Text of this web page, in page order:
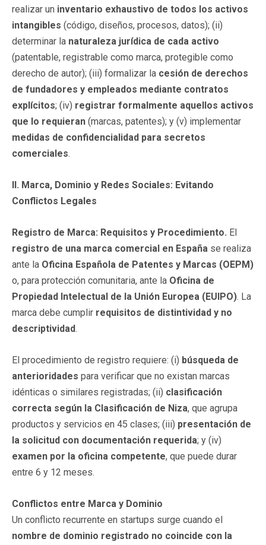
realizar un inventario exhaustivo de todos los activos
intangibles (código, diseños, procesos, datos); (ii)
determinar la naturaleza jurídica de cada activo
(patentable, registrable como marca, protegible como
derecho de autor); (iii) formalizar la cesión de derechos
de fundadores y empleados mediante contratos
explícitos; (iv) registrar formalmente aquellos activos
que lo requieran (marcas, patentes); y (v) implementar
medidas de confidencialidad para secretos
comerciales.
II. Marca, Dominio y Redes Sociales: Evitando
Conflictos Legales
Registro de Marca: Requisitos y Procedimiento. El
registro de una marca comercial en España se realiza
ante la Oficina Española de Patentes y Marcas (OEPM)
o, para protección comunitaria, ante la Oficina de
Propiedad Intelectual de la Unión Europea (EUIPO). La
marca debe cumplir requisitos de distintividad y no
descriptividad.
El procedimiento de registro requiere: (i) búsqueda de
anterioridades para verificar que no existan marcas
idénticas o similares registradas; (ii) clasificación
correcta según la Clasificación de Niza, que agrupa
productos y servicios en 45 clases; (iii) presentación de
la solicitud con documentación requerida; y (iv)
examen por la oficina competente, que puede durar
entre 6 y 12 meses.
Conflictos entre Marca y Dominio
Un conflicto recurrente en startups surge cuando el
nombre de dominio registrado no coincide con la